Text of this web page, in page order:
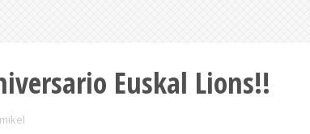
Euskal Lions!!
mikel